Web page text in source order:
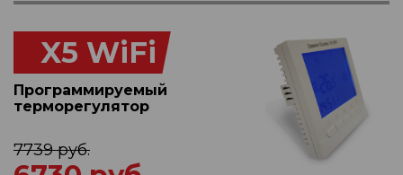
X5 WiFi
Программируемый
терморегулятор
7739 руб.